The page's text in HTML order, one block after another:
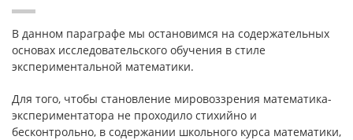
В данном параграфе мы остановимся на содержательных
основах исследовательского обучения в стиле
экспериментальной математики.
Для того, чтобы становление мировоззрения математика-
экспериментатора не проходило стихийно и
бесконтрольно, в содержании школьного курса математики,